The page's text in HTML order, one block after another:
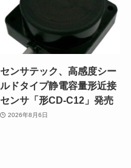
センサテック、高感度シー
ルドタイプ静電容量形近接
センサ「形CD-C12」発売
2026年8月6日